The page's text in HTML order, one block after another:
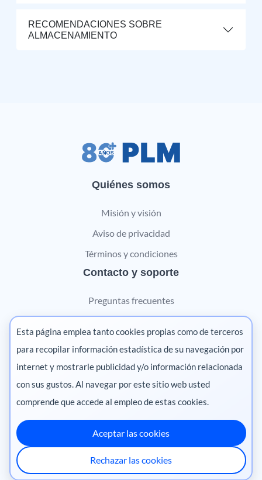
RECOMENDACIONES SOBRE
ALMACENAMIENTO
Quiénes somos
Misión y visión
Aviso de privacidad
Términos y condiciones
Contacto y soporte
Preguntas frecuentes
Contáctanos
Marketing digital
Pharma
México
·
Ecuador·Perú·
Centroamérica
Chile
Esta página emplea tanto cookies propias como de terceros
para recopilar información estadística de su navegación por
internet y mostrarle publicidad y/o información relacionada
con sus gustos. Al navegar por este sitio web usted
comprende que accede al empleo de estas cookies.
Aceptar las cookies
Rechazar las cookies